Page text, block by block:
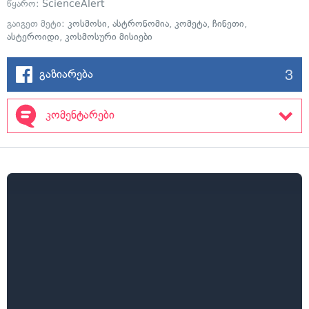
წყარო: ScienceAlert
გაიგეთ მეტი: კოსმოსი, ასტრონომია, კომეტა, ჩინეთი,
ასტეროიდი, კოსმოსური მისიები
გაზიარება 3
კომენტარები